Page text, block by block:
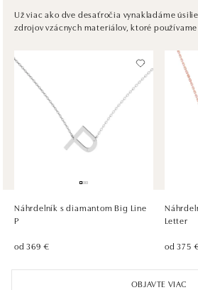
Plzeňská 8, 150 00 Praha 5 - Anděl
tel.: +420736509250
ALOve OC Olympia, Brno
U Dálnice 777, 664 42 Brno
tel.: +420604389337
dnes otvorené od 10:00
ALOve Westfield Černý
Chlumecká 765/6, 198 19 Praha 9
dnes otvorené do 21:00
Roztylská 2321/19, 148 00 Praha 4 -
Už viac ako dve desaťročia vynakladáme
zdrojov vzácnych materiálov, ktoré
OBJAVTE VIAC
Náhrdelník s diamantom Big Line
P
od 369 €
Letter
od 375